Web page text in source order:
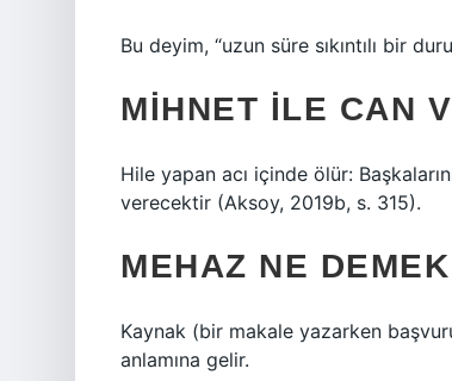
Bu deyim, “uzun süre sıkıntılı bir
MIHNET ILE CAN
Hile yapan acı içinde ölür:
verecektir (Aksoy, 2019b, s. 315).
MEHAZ NE
Kaynak (bir makale yazarken
anlamına gelir.